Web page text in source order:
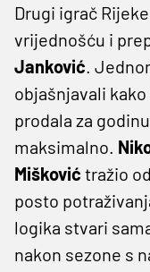
Drugi igrač
vrijednošću i
Janković.
objašnjavali
prodala za
maksimalno.
Mišković tražio
posto
logika stvari
nakon sezone s